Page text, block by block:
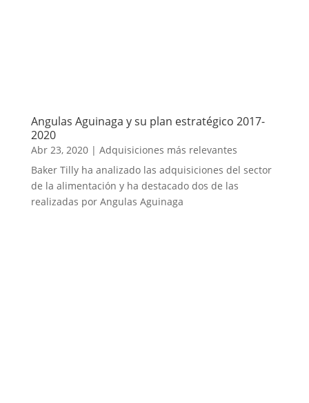
Angulas Aguinaga y su plan estratégico 2017-
2020
Abr 23, 2020| Adquisiciones más relevantes
Baker Tilly ha analizado las adquisiciones del sector
de la alimentación y ha destacado dos de las
realizadas por Angulas Aguinaga